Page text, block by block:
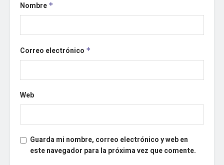
Nombre *
Correo electrónico *
Web
Guarda mi nombre, correo electrónico y web en
este navegador para la próxima vez que comente.